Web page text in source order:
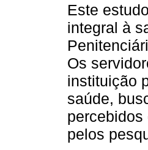
Este
integral à
Os
instituição
saúde,
pelos